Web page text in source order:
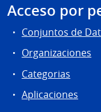
Acceso por
Conjuntos de
Organizaciones
Categorias
Aplicaciones